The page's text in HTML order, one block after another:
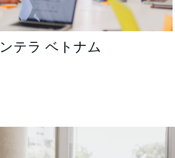
テラ ベトナム